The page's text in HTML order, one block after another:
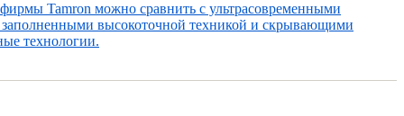
Tamron можно сравнить с ультрасовременными
высокоточной техникой и скрывающими
технологии.